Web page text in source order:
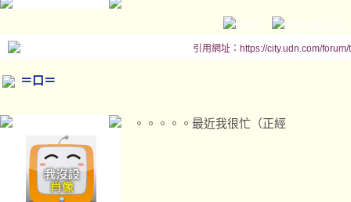
引用網址：https://city.udn.com/
＝口＝
。。。。。最近我很忙（正經